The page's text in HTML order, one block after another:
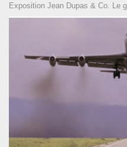
Exposition Jean Dupas & Co. Le